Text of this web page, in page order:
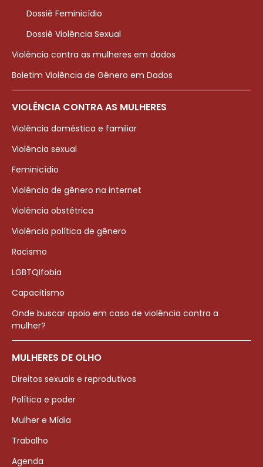
Dossiê Feminicídio
Dossiê Violência Sexual
Violência contra as mulheres em dados
Boletim Violência de Gênero em Dados
VIOLÊNCIA CONTRA AS MULHERES
Violência doméstica e familiar
Violência sexual
Feminicídio
Violência de gênero na internet
Violência obstétrica
Violência política de gênero
Racismo
LGBTQIfobia
Capacitismo
Onde buscar apoio em caso de violência contra a
mulher?
MULHERES DE OLHO
Direitos sexuais e reprodutivos
Política e poder
Mulher e Mídia
Trabalho
Agenda